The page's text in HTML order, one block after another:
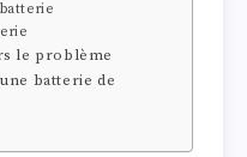
le problème
batterie de